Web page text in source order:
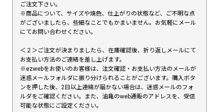
ご注文下さい。
※商品について、サイズや焼色、仕上がりの状態など、ご不明な点
がございましたら、些細なことでもかまいません。お気軽にメール
にてお問い合わせください。
＜２＞ご注文が決まりましたら、在庫確認後、折り返しメールにて
お支払い方法のご連絡を差し上げます。
※ezwebをお使いのお客様は、注文確認・お支払い方法のメールが
迷惑メールフォルダに振り分けられることがございます。購入ボタ
ンを押した後、2日以上連絡が届かない場合は、迷惑メールのフォ
ルダをご確認ください。また、油亀のweb通販のアドレスを、受信
可能な状態にご設定ください。